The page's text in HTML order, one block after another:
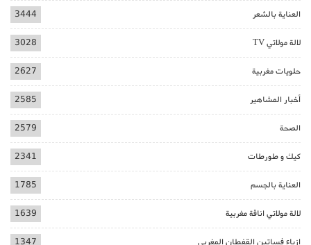
العناية بالشعر 3444
لالة مولاتي TV 3028
حلويات مغربية 2627
أخبار المشاهير 2585
الصحة 2579
كيك و طورطات 2341
العناية بالجسم 1785
لالة مولاتي اناقة مغربية 1639
ازياء فساتين القفطان المغربي 1347